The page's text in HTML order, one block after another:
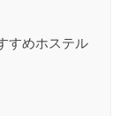
すめホステル